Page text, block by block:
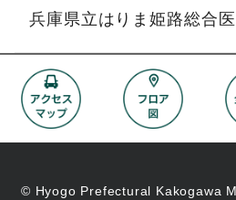
兵庫県立はりま姫路総合
© Hyogo Prefectural Kakogawa